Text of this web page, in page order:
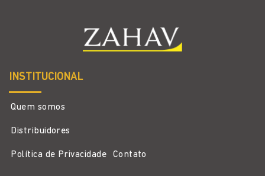
INSTITUCIONAL
Quem somos
Distribuidores
Política de Privacidade Contato